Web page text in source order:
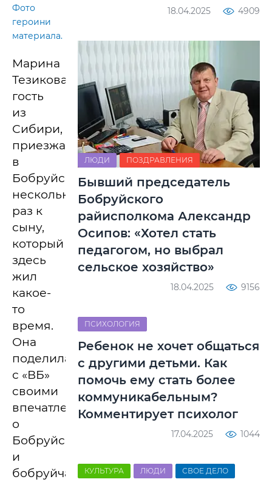
Фото
героини
материала.
Марина
Тезикова,
гость
из
Сибири,
приезжала
в
Бобруйск
несколько
раз к
сыну,
который
здесь
жил
какое-
то
время.
Она
поделилась
с «ВБ»
своими
впечатлениями
о
Бобруйске
и
бобруйчанах.
18.04.2025 4909
ЛЮДИ ПОЗДРАВЛЕНИЯ
Бывший председатель
Бобруйского
райисполкома Александр
Осипов: «Хотел стать
педагогом, но выбрал
сельское хозяйство»
18.04.2025 9156
ПСИХОЛОГИЯ
Ребенок не хочет общаться
с другими детьми. Как
помочь ему стать более
коммуникабельным?
Комментирует психолог
17.04.2025 1044
КУЛЬТУРА ЛЮДИ СВОЕ ДЕЛО